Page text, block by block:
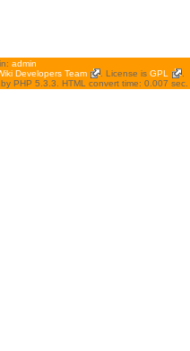
admin
Developers Team . License is GPL
PHP 5.3.3. HTML convert time: 0.007 sec.